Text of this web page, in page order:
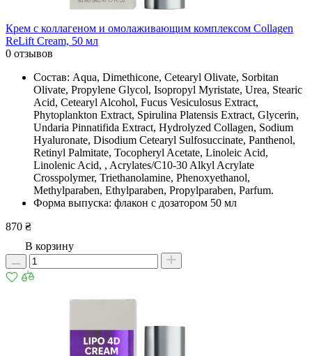
Крем с коллагеном и омолаживающим комплексом Collagen
ReLift Cream, 50 мл
0 отзывов
Состав: Aqua, Dimethicone, Cetearyl Olivate, Sorbitan
Olivate, Propylene Glycol, Isopropyl Myristate, Urea, Stearic
Acid, Cetearyl Alcohol, Fucus Vesiculosus Extract,
Phytoplankton Extract, Spirulina Platensis Extract, Glycerin,
Undaria Pinnatifida Extract, Hydrolyzed Collagen, Sodium
Hyaluronate, Disodium Cetearyl Sulfosuccinate, Panthenol,
Retinyl Palmitate, Tocopheryl Acetate, Linoleic Acid,
Linolenic Acid, , Acrylates/C10-30 Alkyl Acrylate
Crosspolymer, Triethanolamine, Phenoxyethanol,
Methylparaben, Ethylparaben, Propylparaben, Parfum.
Форма выпуска: флакон с дозатором 50 мл
870 ₴
В корзину